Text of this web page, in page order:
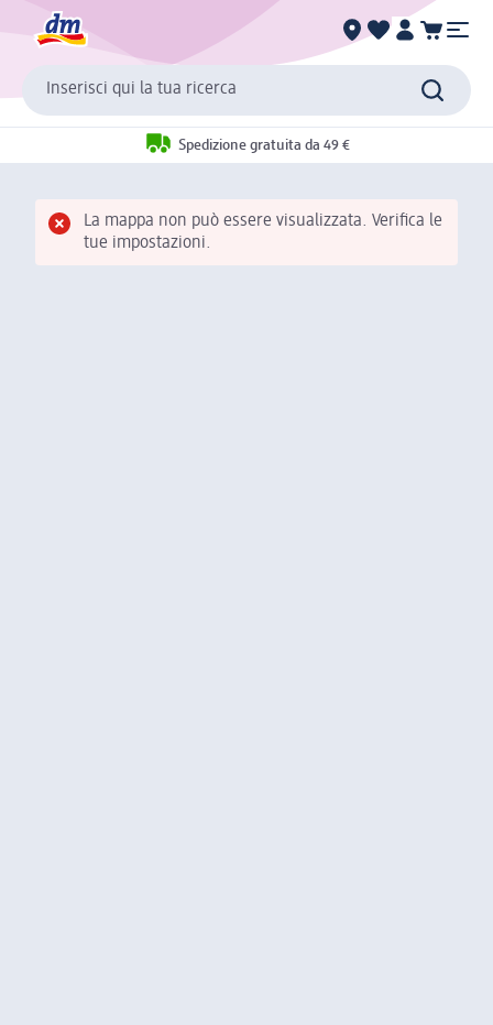
Inserisci qui la tua ricerca
Spedizione gratuita da 49 €
La mappa non può essere visualizzata. Verifica le
tue impostazioni.